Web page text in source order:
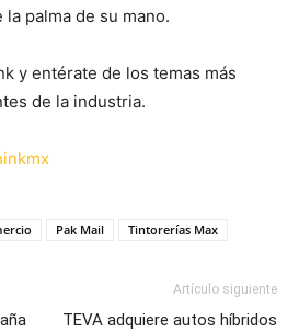
palma de su mano.
y entérate de los temas más
de la industria.
Pak Mail Tintorerías Max
Artículo siguiente
TEVA adquiere autos híbridos